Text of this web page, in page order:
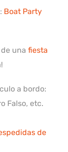
Boat Party
una fiesta
a bordo:
Falso, etc.
de